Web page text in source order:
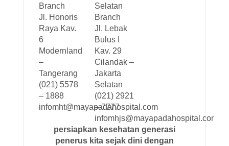
Branch
Jl. Honoris
Raya Kav.
6
Modernland
–
Tangerang
(021) 5578
– 1888
infomht@mayapadahospital.com
Selatan
Branch
Jl. Lebak
Bulus I
Kav. 29
Cilandak –
Jakarta
Selatan
(021) 2921
– 7777
infomhjs@mayapadahospital.com
persiapkan kesehatan generasi
penerus kita sejak dini dengan